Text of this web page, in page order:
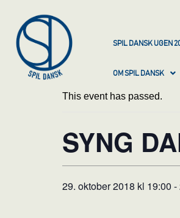
SPIL DANSK UGEN
OM SPIL DANSK
This event has passed.
SYNG
29. oktober 2018 kl 19:00 -